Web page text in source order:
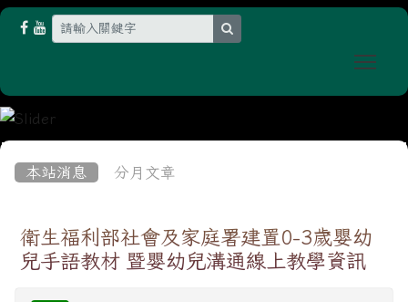
本站消息 分月文章
衛生福利部社會及家庭署建置0-3歲嬰幼
兒手語教材 暨嬰幼兒溝通線上教學資訊